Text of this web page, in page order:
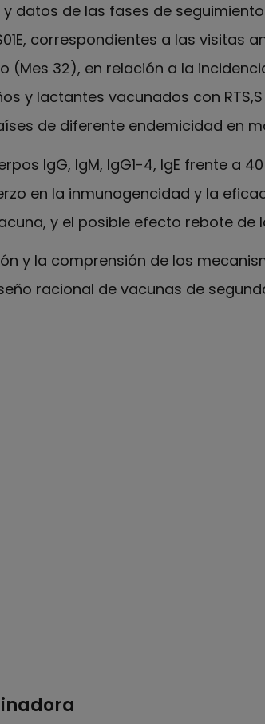
datos de las fases de
correspondientes a las visitas
(Mes 32), en relación a la
y lactantes vacunados con
de diferente endemicidad en
IgG, IgM, IgG1-4, IgE frente a
en la inmunogencidad y la
y el posible efecto rebote de
y la comprensión de los
racional de vacunas de